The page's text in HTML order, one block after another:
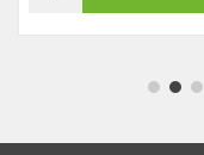
1 2 3